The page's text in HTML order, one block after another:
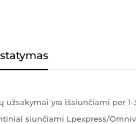
užsakymai yra išsiunčiami per
siunčiami Lpexpress/